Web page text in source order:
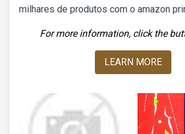
milhares de produtos com o amazon
For more information, click the
LEARN MORE